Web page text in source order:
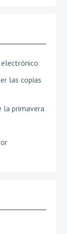
las copias
la primavera